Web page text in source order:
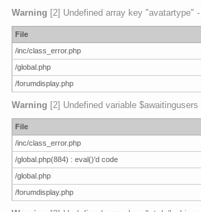
Warning [2] Undefined array key "avatartype"
File
/inc/class_error.php
/global.php
/forumdisplay.php
Warning [2] Undefined variable
File
/inc/class_error.php
/global.php(884) : eval()'d code
/global.php
/forumdisplay.php